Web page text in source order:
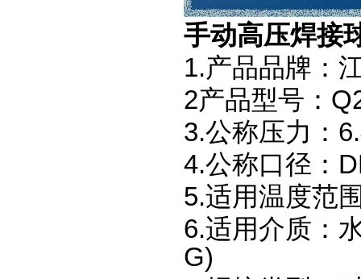
手动高压焊接
1.产品品牌：
2产品型号：
3.公称压力：
4.公称口径：
5.适用温度范
6.适用介质：
G)